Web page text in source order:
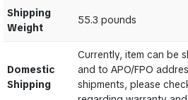
Thông số kỹ thuật Loa
EUROLIVE
Weight
55.3 pounds
Shipping
Weight
55.3 pounds
Domestic
Shipping
Currently, item can be
and to APO/FPO
shipments, please